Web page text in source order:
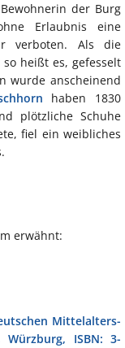
der Burg
Erlaubnis eine
verboten. Als die
heißt es, gefesselt
wurde anscheinend
haben 1830
plötzliche Schuhe
fiel ein weibliches
erwähnt:
Mittelalters-
Würzburg, ISBN: 3-